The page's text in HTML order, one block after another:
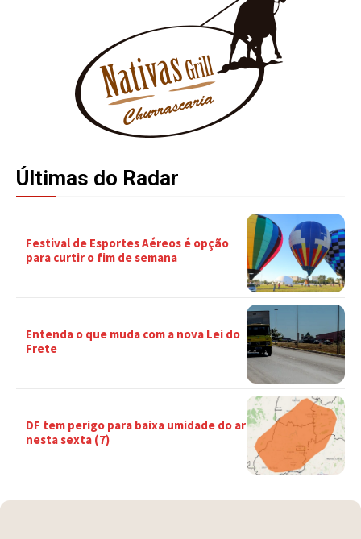
Últimas do Radar
Festival de Esportes Aéreos é opção
para curtir o fim de semana
Entenda o que muda com a nova Lei do
Frete
DF tem perigo para baixa umidade do ar
nesta sexta (7)